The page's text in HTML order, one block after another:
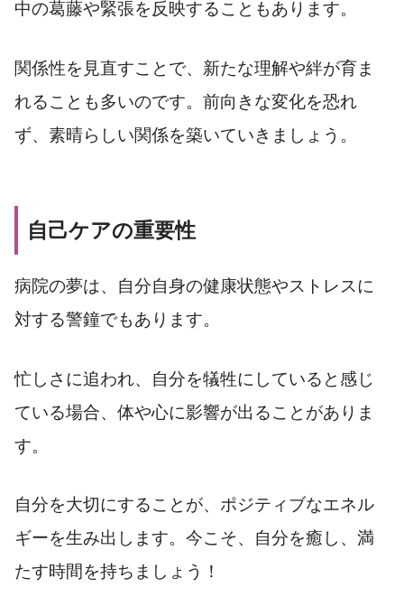
中の葛藤や緊張を反映することもあります。
関係性を見直すことで、新たな理解や絆が育ま
れることも多いのです。前向きな変化を恐れ
ず、素晴らしい関係を築いていきましょう。
自己ケアの重要性
病院の夢は、自分自身の健康状態やストレスに
対する警鐘でもあります。
忙しさに追われ、自分を犠牲にしていると感じ
ている場合、体や心に影響が出ることがありま
す。
自分を大切にすることが、ポジティブなエネル
ギーを生み出します。今こそ、自分を癒し、満
たす時間を持ちましょう！